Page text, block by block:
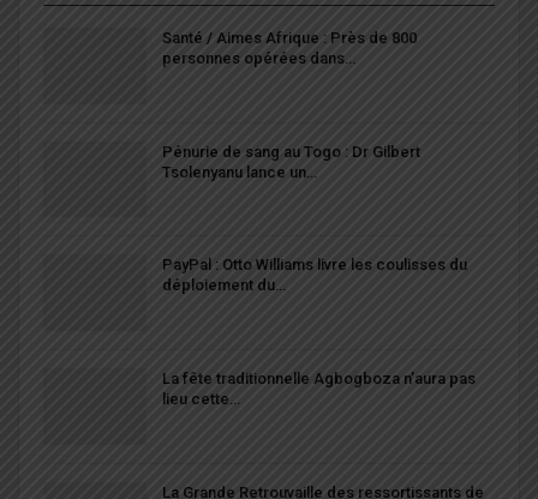
Santé / Aimes Afrique : Près de 800
personnes opérées dans…
Pénurie de sang au Togo : Dr Gilbert
Tsolenyanu lance un…
PayPal : Otto Williams livre les coulisses du
déploiement du…
La fête traditionnelle Agbogboza n’aura pas
lieu cette…
La Grande Retrouvaille des ressortissants de